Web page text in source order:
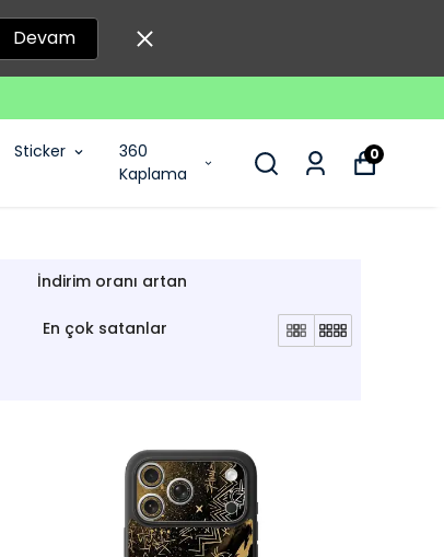
Devam
Sticker
360
Kaplama
0
İndirim oranı artan
En çok satanlar